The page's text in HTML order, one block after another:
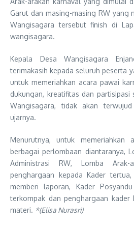
Garut dan masing-masing RW yang
Wangisagara tersebut finish di
wangisagara.
Kepala Desa Wangisagara
terimakasih kepada seluruh peserta
untuk memeriahkan acara pawai
dukungan, kreatifitas dan partisipasi
Wangisagara, tidak akan
ujarnya.
Menurutnya, untuk memeriahkan
berbagai perlombaan diantaranya,
Administrasi RW, Lomba Arak-
penghargaan kepada Kader
memberi laporan, Kader
terkompak dan penghargaan kader
materi. *(Elisa Nurasri)